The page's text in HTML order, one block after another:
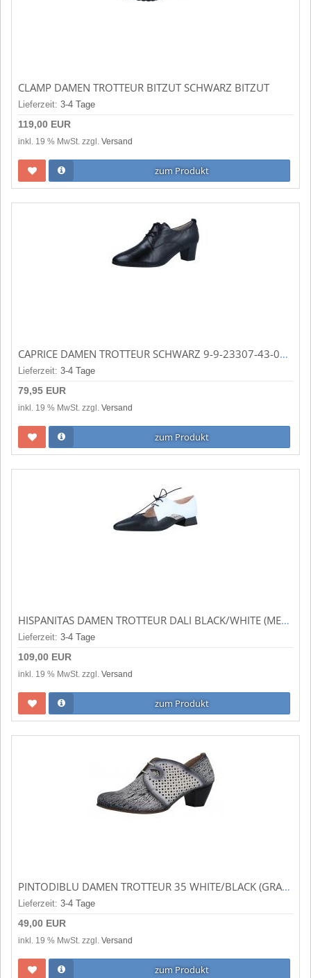
CLAMP DAMEN TROTTEUR BITZUT SCHWARZ BITZUT
Lieferzeit: 3-4 Tage
119,00 EUR
inkl. 19 % MwSt. zzgl. Versand
zum Produkt
CAPRICE DAMEN TROTTEUR SCHWARZ 9-9-23307-43-022
Lieferzeit: 3-4 Tage
79,95 EUR
inkl. 19 % MwSt. zzgl. Versand
zum Produkt
HISPANITAS DAMEN TROTTEUR DALI BLACK/WHITE (MEHRFARBIG) HV253858
Lieferzeit: 3-4 Tage
109,00 EUR
inkl. 19 % MwSt. zzgl. Versand
zum Produkt
PINTODIBLU DAMEN TROTTEUR 35 WHITE/BLACK (GRAU) 20981
Lieferzeit: 3-4 Tage
49,00 EUR
inkl. 19 % MwSt. zzgl. Versand
zum Produkt